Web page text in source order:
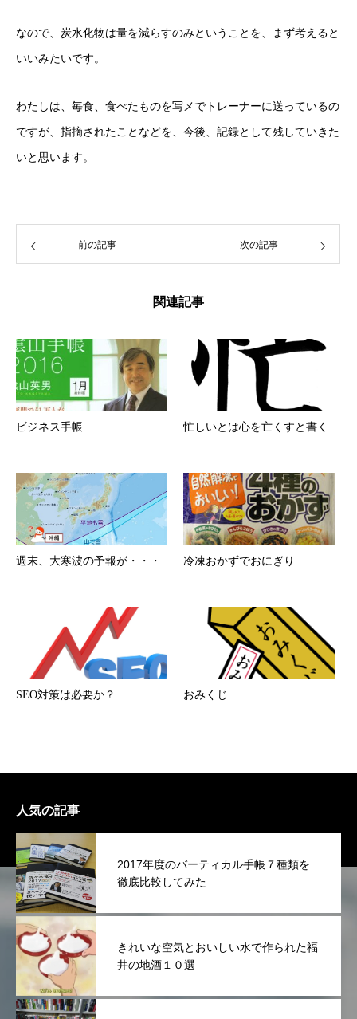
なので、炭水化物は量を減らすのみということを、まず考えると
いいみたいです。
わたしは、毎食、食べたものを写メでトレーナーに送っているの
ですが、指摘されたことなどを、今後、記録として残していきた
いと思います。
前の記事 次の記事
関連記事
ビジネス手帳 忙しいとは心を亡くすと書く
週末、大寒波の予報が・・・ 冷凍おかずでおにぎり
SEO対策は必要か？ おみくじ
人気の記事
2017年度のバーティカル手帳７種類を
徹底比較してみた
きれいな空気とおいしい水で作られた福
井の地酒１０選